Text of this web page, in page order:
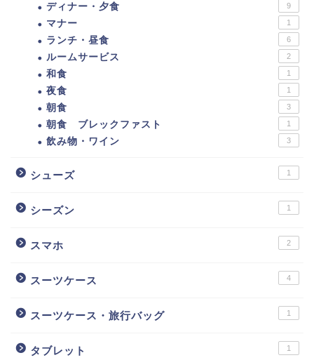
ディナー・夕食 9
マナー 1
ランチ・昼食 6
ルームサービス 2
和食 1
夜食 1
朝食 3
朝食 ブレックファスト 1
飲み物・ワイン 3
シューズ 1
シーズン 1
スマホ 2
スーツケース 4
スーツケース・旅行バッグ 1
タブレット 1